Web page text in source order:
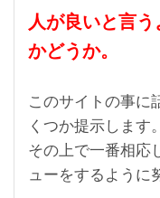
人が良いと言
かどうか。
このサイトの事に
くつか提示します。
その上で一番相応
ューをするように